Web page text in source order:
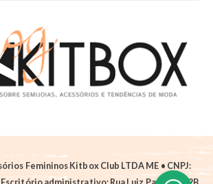
Femininos Kitbox Club LTDA ME • CNPJ: